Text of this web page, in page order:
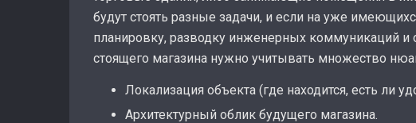
будут стоять разные задачи, и если на уже
планировку, разводку инженерных коммуникаций и
стоящего магазина нужно учитывать множество
Локализация объекта (где находится, есть ли
Архитектурный облик будущего магазина.